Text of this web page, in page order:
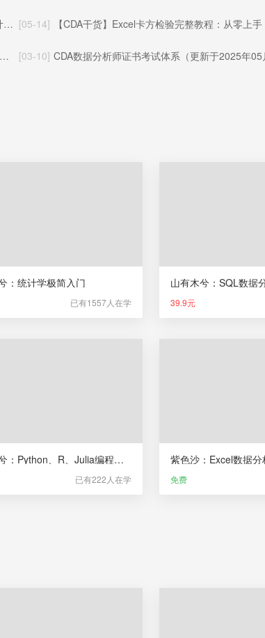
[05-14] 【CDA干货】Excel卡方检验完整教程：从零上手，轻松搞定统计显著性检
[03-10] CDA数据分析师证书考试体系（更新于2025年05月22日
：统计学极简入门
已有1557人在学
山有木兮：SQL数据
39.9元
山有木兮：Python、R、Julia编程极简入门
已有222人在学 免费